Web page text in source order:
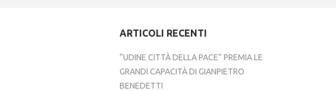
ARTICOLI RECENTI
“UDINE CITTÀ DELLA PACE” PREMIA LE
GRANDI CAPACITÀ DI GIANPIETRO
BENEDETTI